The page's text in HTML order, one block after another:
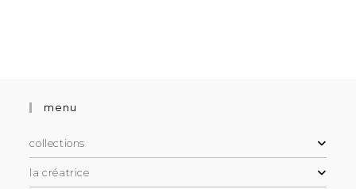
menu
collections
la créatrice